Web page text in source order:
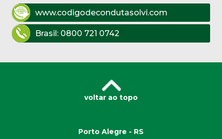
www.codigodecondutasolvi.com
Brasil: 0800 721 0742
voltar ao topo
Porto Alegre - RS